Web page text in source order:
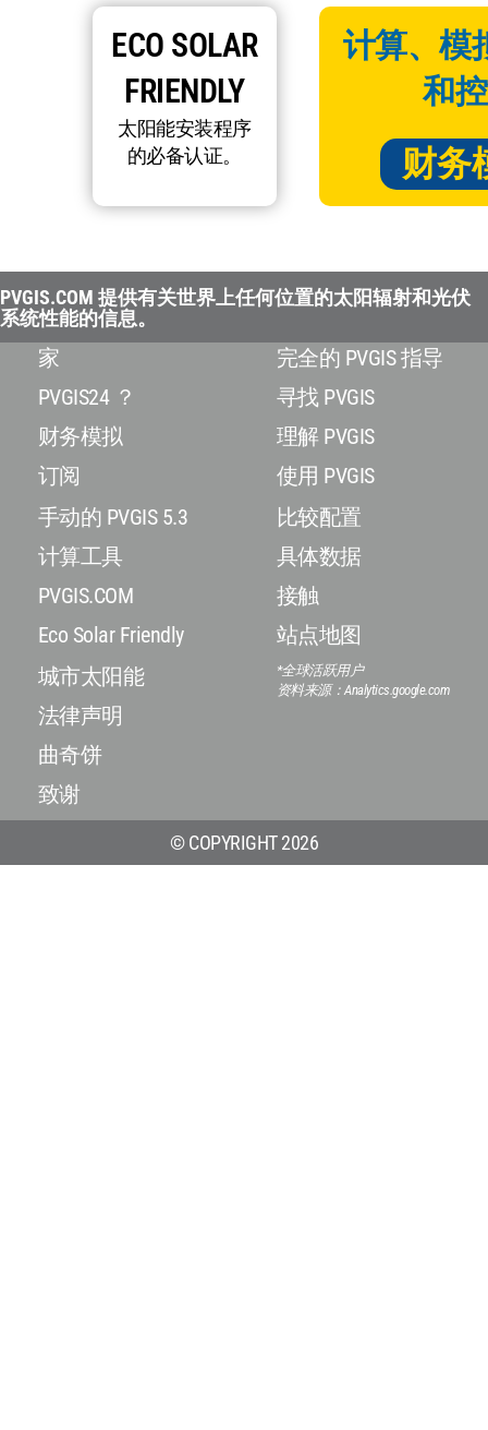
ECO SOLAR
FRIENDLY
太阳能安装程序
的必备认证。
计算、模
和
财务
PVGIS.COM 提供有关世界上任何位置的太阳辐射和光伏
系统性能的信息。
家
PVGIS24 ？
财务模拟
订阅
手动的 PVGIS 5.3
计算工具
PVGIS.COM
Eco Solar Friendly
城市太阳能
法律声明
曲奇饼
致谢
完全的 PVGIS 指导
寻找 PVGIS
理解 PVGIS
使用 PVGIS
比较配置
具体数据
接触
站点地图
*全球活跃用户
资料来源：Analytics.google.com
© COPYRIGHT 2026